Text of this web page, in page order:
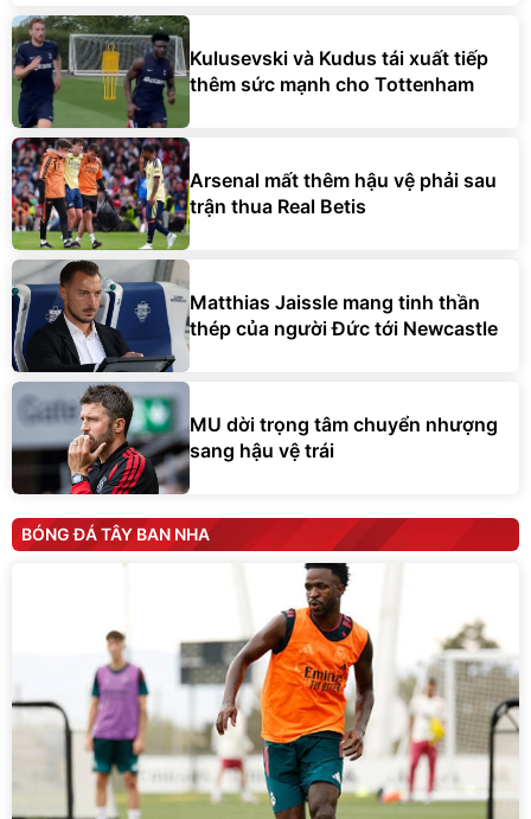
Kulusevski và Kudus tái xuất tiếp
thêm sức mạnh cho Tottenham
Arsenal mất thêm hậu vệ phải sau
trận thua Real Betis
Matthias Jaissle mang tinh thần
thép của người Đức tới Newcastle
MU dời trọng tâm chuyển nhượng
sang hậu vệ trái
BÓNG ĐÁ TÂY BAN NHA